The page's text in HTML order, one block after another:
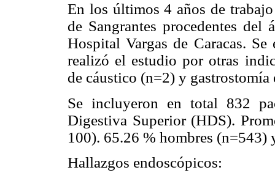
En los últimos 4 años de
de Sangrantes procedentes
Hospital Vargas de Caracas.
realizó el estudio por otras
de cáustico (n=2) y
Se incluyeron en total 832
Digestiva Superior (HDS).
100). 65.26 % hombres (n=543)
Hallazgos endoscópicos: